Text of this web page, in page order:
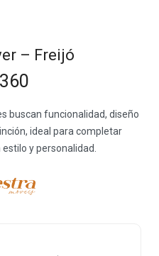
– Freijó
buscan funcionalidad, diseño
ideal para completar
y personalidad.